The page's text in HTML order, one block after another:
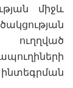
միջև